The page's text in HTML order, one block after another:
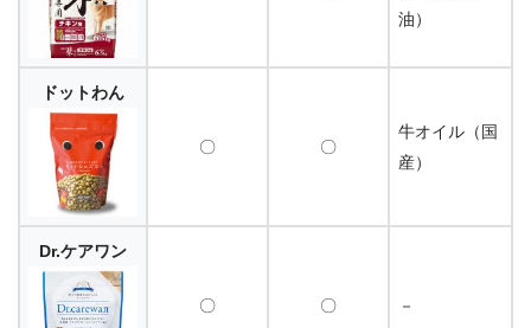
油）
ドットわん
〇 〇
牛オイル（国
産）
Dr.ケアワン
〇 〇 －